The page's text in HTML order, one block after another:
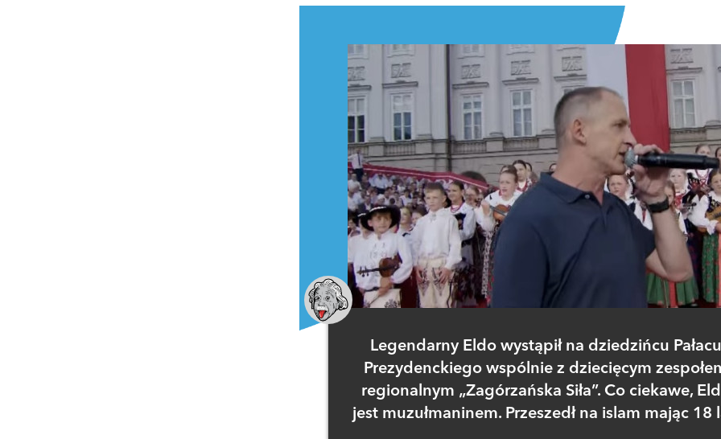
Legendarny Eldo wystąpił na dziedzińcu Pałacu
Prezydenckiego wspólnie z dziecięcym
regionalnym „Zagórzańska Siła”. Co ciekawe,
jest muzułmaninem. Przeszedł na islam mając 18